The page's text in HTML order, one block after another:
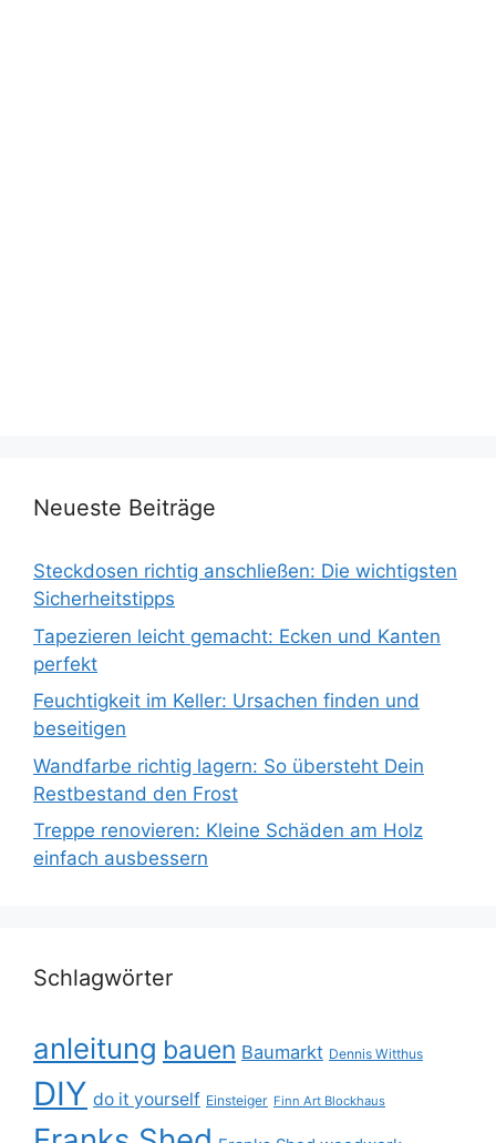
Neueste Beiträge
Steckdosen richtig anschließen: Die wichtigsten
Sicherheitstipps
Tapezieren leicht gemacht: Ecken und Kanten
perfekt
Feuchtigkeit im Keller: Ursachen finden und
beseitigen
Wandfarbe richtig lagern: So übersteht Dein
Restbestand den Frost
Treppe renovieren: Kleine Schäden am Holz
einfach ausbessern
Schlagwörter
anleitung bauen Baumarkt Dennis Witthus
DIY do it yourself Einsteiger Finn Art Blockhaus